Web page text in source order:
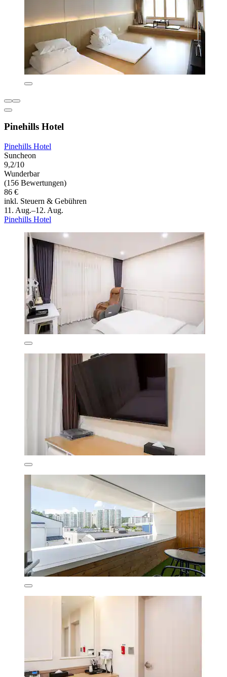
Pinehills Hotel
Pinehills Hotel
Suncheon
9,2/10
Wunderbar
(156 Bewertungen)
86 €
inkl. Steuern & Gebühren
11. Aug.–12. Aug.
Pinehills Hotel